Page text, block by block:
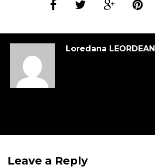
Loredana LEORDEAN
Leave a Reply